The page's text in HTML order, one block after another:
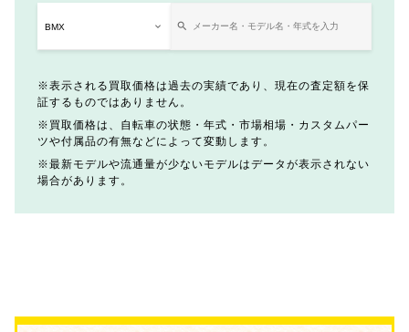
表示される買取価格は過去の実績であり、現在の査定額を保
証するものではありません。
買取価格は、自転車の状態・年式・市場相場・カスタムパー
ツや付属品の有無などによって変動します。
最新モデルや流通量が少ないモデルはデータが表示されない
場合があります。